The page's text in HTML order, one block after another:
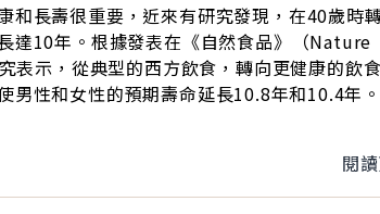
和長壽很重要，近來有研究發現，在40歲時
達10年。根據發表在《自然食品》（Nature
表示，從典型的西方飲食，轉向更健康的飲食
男性和女性的預期壽命延長10.8年和10.4年。
閱